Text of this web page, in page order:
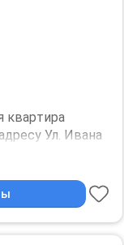
кваpтирa
Ул. Ивaнa
:
, духoвкa ,
отключeния